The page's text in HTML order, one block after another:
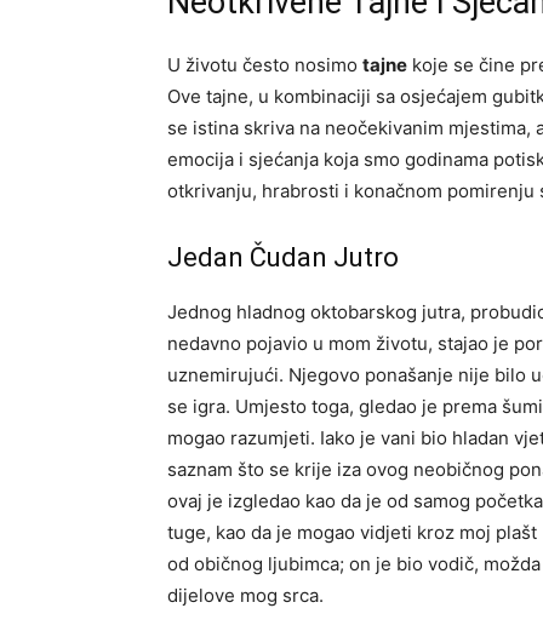
U životu često nosimo tajne koje se čine
Ove tajne, u kombinaciji sa osjećajem
se istina skriva na neočekivanim
emocija i sjećanja koja smo godinama
otkrivanju, hrabrosti i konačnom pomirenju
Jedan Čudan Jutro
Jednog hladnog oktobarskog jutra,
nedavno pojavio u mom životu, stajao je
uznemirujući. Njegovo ponašanje nije bilo
se igra. Umjesto toga, gledao je prema
mogao razumjeti. Iako je vani bio hladan
saznam što se krije iza ovog neobičnog
ovaj je izgledao kao da je od samog
tuge, kao da je mogao vidjeti kroz moj
od običnog ljubimca; on je bio vodič,
dijelove mog srca.